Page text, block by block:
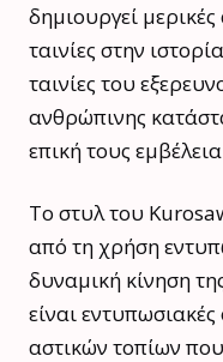
δημιουργεί
ταινίες στην
ταινίες του
ανθρώπινης
επική τους
Το στυλ του
από τη χρήση
δυναμική κίνηση
είναι
αστικών τοπίων